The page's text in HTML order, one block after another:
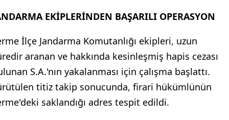
EKİPLERİNDEN BAŞARILI OPERASYON
İlçe Jandarma Komutanlığı ekipleri, uzun
aranan ve hakkında kesinleşmiş hapis cezası
S.A.'nın yakalanması için çalışma başlattı.
titiz takip sonucunda, firari hükümlünün
saklandığı adres tespit edildi.